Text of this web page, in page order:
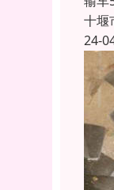
十堰
24-